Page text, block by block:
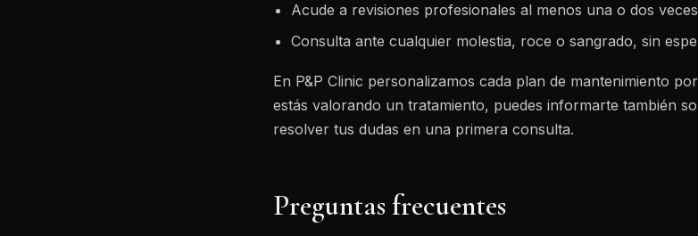
Acude a revisiones profesionales al menos una o dos
Consulta ante cualquier molestia, roce o sangrado, sin
En P&P Clinic personalizamos cada plan de mantenimiento
estás valorando un tratamiento, puedes informarte también
resolver tus dudas en una primera consulta.
Preguntas frecuentes